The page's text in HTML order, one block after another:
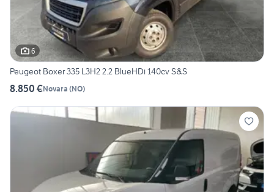
6
Peugeot Boxer 335 L3H2 2.2 BlueHDi 140cv S&S
8.850 €Novara (NO)